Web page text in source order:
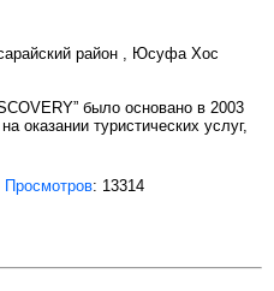
район , Юсуфа Хос
было основано в 2003
оказании туристических услуг,
Просмотров: 13314